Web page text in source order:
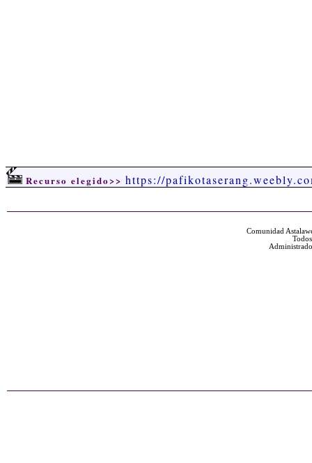
Recurso elegido>> https://
Comunidad